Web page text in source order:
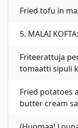
Fried tofu in
5. MALAI
Friteerattuja
tomaatti sipuli
Fried potatoes
butter cream